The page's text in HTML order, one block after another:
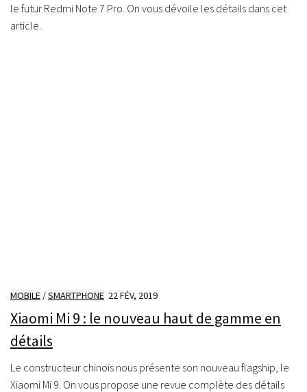
le futur Redmi Note 7 Pro. On vous dévoile les détails dans cet
article.
MOBILE /SMARTPHONE 22 FÉV, 2019
Xiaomi Mi 9 : le nouveau haut de gamme en
détails
Le constructeur chinois nous présente son nouveau flagship, le
Xiaomi Mi 9. On vous propose une revue complète des détails